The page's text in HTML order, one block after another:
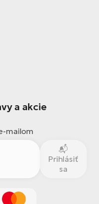
a akcie
mailom
Prihlásiť
sa